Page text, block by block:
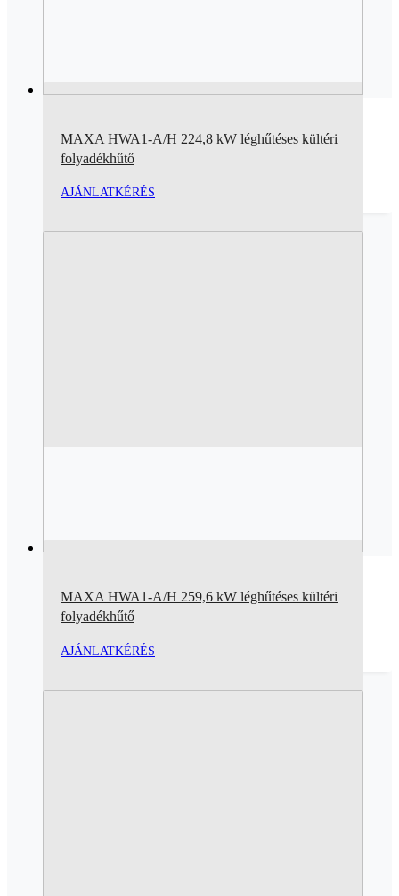
MAXA HWA1-A/H 224,8 kW léghűtéses kültéri
folyadékhűtő
AJÁNLATKÉRÉS
MAXA HWA1-A/H 259,6 kW léghűtéses kültéri
folyadékhűtő
AJÁNLATKÉRÉS